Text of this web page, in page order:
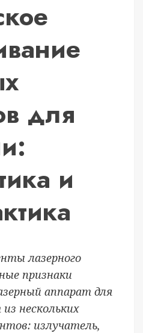
для
и
лазерного
признаки
аппарат для
нескольких
излучатель,